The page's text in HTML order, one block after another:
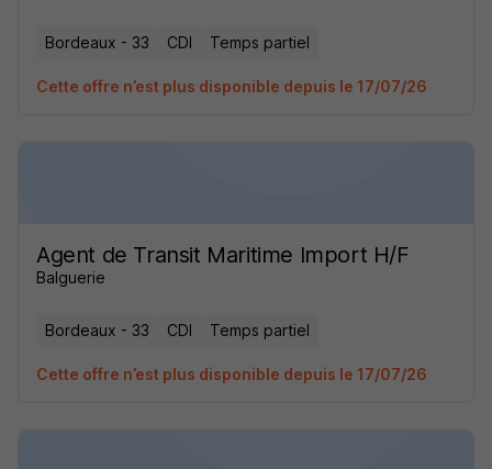
Bordeaux - 33 CDI Temps partiel
Cette offre n’est plus disponible depuis le 17/07/26
Agent de Transit Maritime Import H/F
Balguerie
Bordeaux - 33 CDI Temps partiel
Cette offre n’est plus disponible depuis le 17/07/26